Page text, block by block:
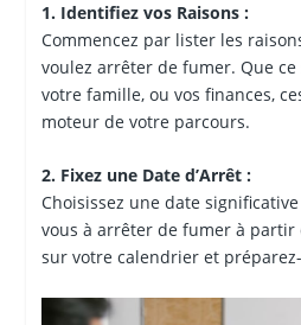
1. Identifiez vos Raisons :
Commencez par lister les
voulez arrêter de fumer. Que
votre famille, ou vos finances,
moteur de votre parcours.
2. Fixez une Date d’Arrêt :
Choisissez une date
vous à arrêter de fumer à partir
sur votre calendrier et